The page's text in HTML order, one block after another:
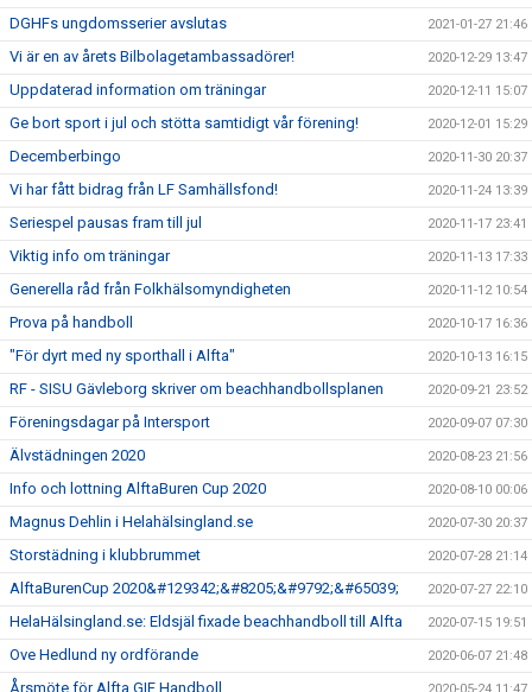
DGHFs ungdomsserier avslutas 2021-01-27 21:46
Vi är en av årets Bilbolagetambassadörer! 2020-12-29 13:47
Uppdaterad information om träningar 2020-12-11 15:07
Ge bort sport i jul och stötta samtidigt vår förening! 2020-12-01 15:29
Decemberbingo 2020-11-30 20:37
Vi har fått bidrag från LF Samhällsfond! 2020-11-24 13:39
Seriespel pausas fram till jul 2020-11-17 23:41
Viktig info om träningar 2020-11-13 17:33
Generella råd från Folkhälsomyndigheten 2020-11-12 10:54
Prova på handboll 2020-10-17 16:36
"För dyrt med ny sporthall i Alfta" 2020-10-13 16:15
RF - SISU Gävleborg skriver om beachhandbollsplanen 2020-09-21 23:52
Föreningsdagar på Intersport 2020-09-07 07:30
Älvstädningen 2020 2020-08-23 21:56
Info och lottning AlftaBuren Cup 2020 2020-08-10 00:06
Magnus Dehlin i Helahälsingland.se 2020-07-30 20:37
Storstädning i klubbrummet 2020-07-28 21:14
AlftaBurenCup 2020&#129342;&#8205;&#9792;&#65039; 2020-07-27 22:10
HelaHälsingland.se: Eldsjäl fixade beachhandboll till Alfta 2020-07-15 19:51
Ove Hedlund ny ordförande 2020-06-07 21:48
Årsmöte för Alfta GIF Handboll